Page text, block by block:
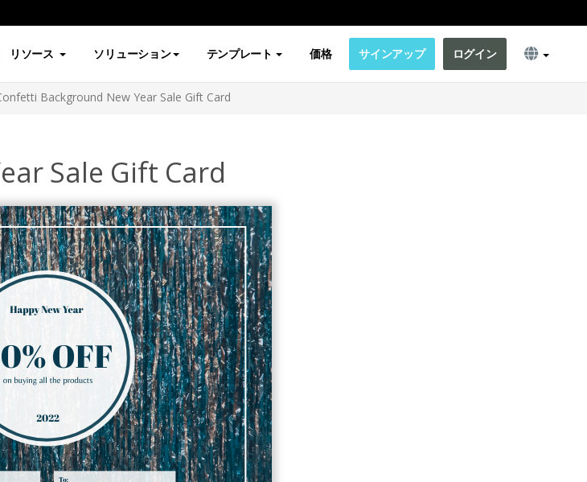
リソース ソリューション テンプレート 価格 サインアップ ログイン
Background New Year Sale Gift Card
Sale Gift Card